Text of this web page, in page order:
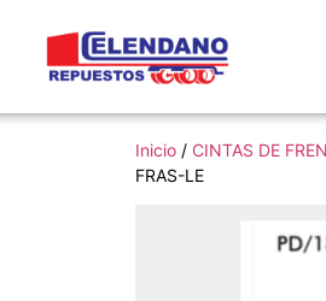
Inicio / CINTAS DE
FRAS-LE